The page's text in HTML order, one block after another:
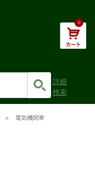
0
詳細
検索
電気機関車